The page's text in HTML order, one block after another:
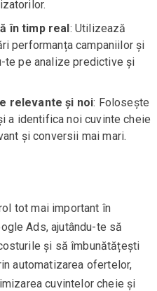
în timp real: Utilizează
performanța campaniilor și
te pe analize predictive și
relevante și noi: Folosește
a identifica noi cuvinte cheie
și conversii mai mari.
tot mai important în
Ads, ajutându-te să
și să îmbunătățești
automatizarea ofertelor,
cuvintelor cheie și